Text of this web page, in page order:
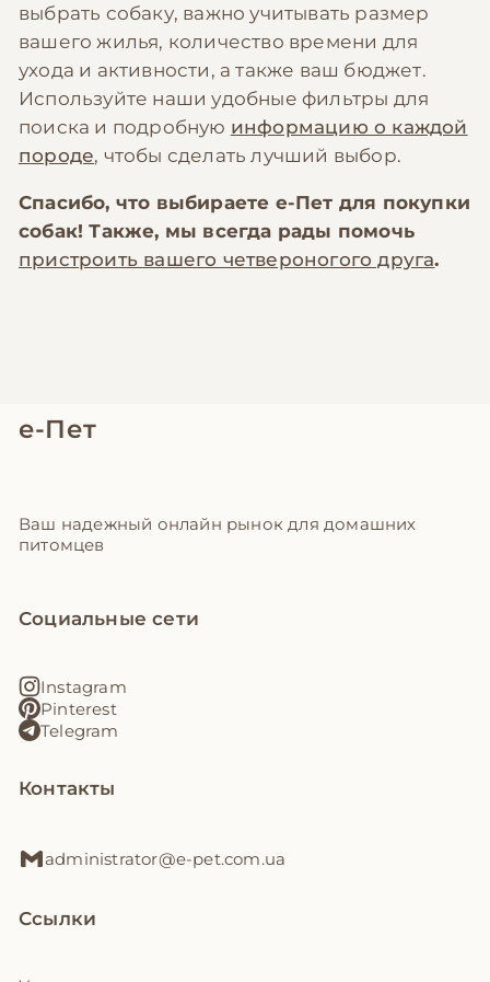
выбрать собаку, важно учитывать размер
вашего жилья, количество времени для
ухода и активности, а также ваш бюджет.
Используйте наши удобные фильтры для
поиска и подробную информацию о каждой
породе, чтобы сделать лучший выбор.
Спасибо, что выбираете е-Пет для покупки
собак! Также, мы всегда рады помочь
пристроить вашего четвероногого друга.
е-Пет
Ваш надежный онлайн рынок для домашних
питомцев
Социальные сети
Instagram
Pinterest
Telegram
Контакты
administrator@e-pet.com.ua
Ссылки